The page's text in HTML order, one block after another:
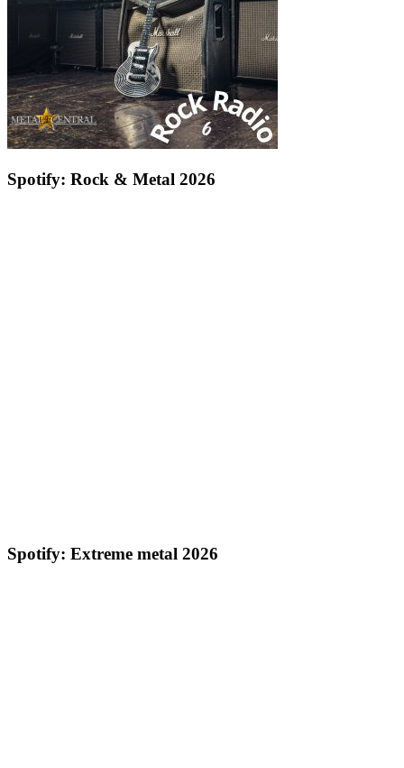
Spotify: Rock & Metal 2026
Spotify: Extreme metal 2026